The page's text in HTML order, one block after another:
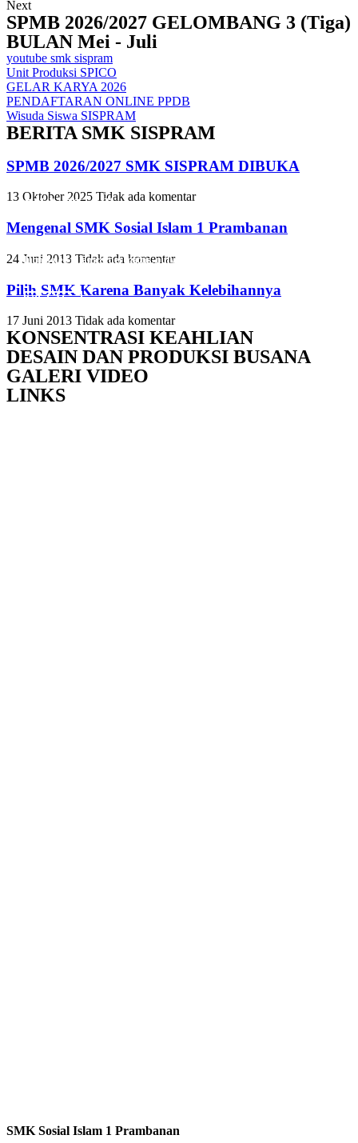
Slide Heading
luctus nec ullamcorper mattis, pulvinar dapibus leo.
Click Here
Slide Heading
luctus nec ullamcorper mattis, pulvinar dapibus leo.
Click Here
Slide Heading
luctus nec ullamcorper mattis, pulvinar dapibus leo.
Click Here
Next
SPMB 2026/2027 GELOMBANG 3 (Tiga)
BULAN Mei - Juli
youtube smk sispram
Unit Produksi SPICO
GELAR KARYA 2026
PENDAFTARAN ONLINE PPDB
Wisuda Siswa SISPRAM
BERITA SMK SISPRAM
SPMB 2026/2027 SMK SISPRAM DIBUKA
13 Oktober 2025 Tidak ada komentar
Mengenal SMK Sosial Islam 1 Prambanan
24 Juni 2013 Tidak ada komentar
Pilih SMK Karena Banyak Kelebihannya
17 Juni 2013 Tidak ada komentar
KONSENTRASI KEAHLIAN
DESAIN DAN PRODUKSI BUSANA
GALERI VIDEO
LINKS
SMK Sosial Islam 1 Prambanan